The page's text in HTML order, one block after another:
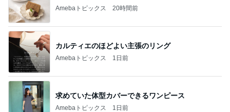
Amebaトピックス 20時間前
カルティエのほどよい主張のリング
Amebaトピックス 1日前
求めていた体型カバーできるワンピース
Amebaトピックス 1日前